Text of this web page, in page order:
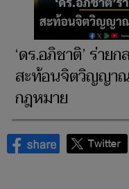
‘ดร.อภิชาติ’ ร่าย
สะท้อนจิตวิญญา
กฎหมาย